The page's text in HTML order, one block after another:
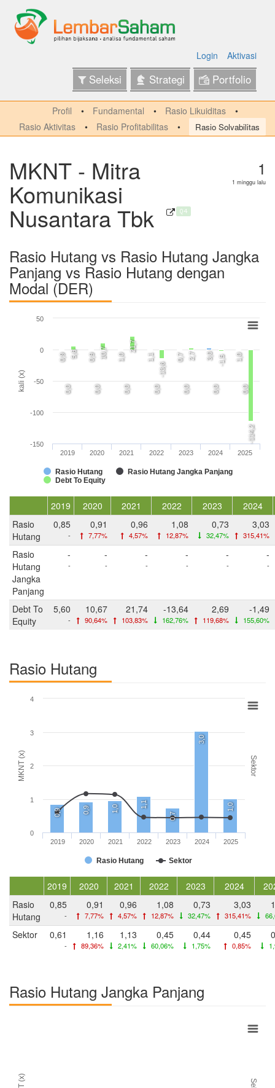
Login Aktivasi
Seleksi Strategi Portfolio
Profil Fundamental
Rasio Likuiditas
Rasio Aktivitas
Rasio Profitabilitas Rasio Solvabilitas
MKNT - Mitra
Komunikasi
Nusantara Tbk Q4
1
1 minggu lalu
Rasio Hutang vs Rasio Hutang Jangka
Panjang vs Rasio Hutang dengan
Modal (DER)
kali (x)
0,9 0,9 1,0 1,1 0,7 3,0 1,0
0,0 0,0 0,0 0,0 0,0 0,0 0,0
5,6 10,7
21,7
-13,6
2,7 -1,5
-114,2
Rasio Hutang
Rasio Hutang Jangka Panjang
Debt To Equity
2019 2020 2021 2022 2023 2024 2025
-150
-100
-50
0
50
2019 2020 2021 2022 2023
2024
Rasio
Hutang
0,85
-
0,91
7,77%
0,96
4,57%
1,08
12,87%
0,73
32,47%
3,03
315,41%
Rasio
Hutang
Jangka
Panjang
-
-
-
-
-
-
-
-
-
-
-
-
Debt To
Equity
5,60
-
10,67
90,64%
21,74
103,83%
-13,64
162,76%
2,69
119,68%
-1,49
155,60%
Rasio Hutang
MKNT (x) Sektor
0,9 0,9 1,0
1,1
0,7
3,0
1,0
Rasio Hutang Sektor
2019 2020 2021 2022 2023 2024 2025
0
1
2
3
4
2019 2020 2021 2022 2023 2024
Rasio
Hutang
0,85
-
0,91
7,77%
0,96
4,57%
1,08
12,87%
0,73
32,47%
3,03
315,41%
Sektor 0,61
-
1,16
89,36%
1,13
2,41%
0,45
60,06%
0,44
1,75%
0,45
0,85%
Rasio Hutang Jangka Panjang